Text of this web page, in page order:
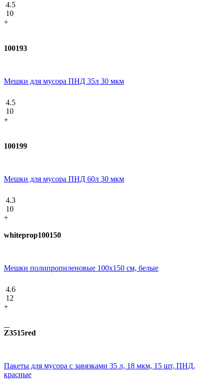
4.5
10
+
100193
Мешки для мусора ПНД 35л 30 мкм
4.5
10
+
100199
Мешки для мусора ПНД 60л 30 мкм
4.3
10
+
whiteprop100150
Мешки полипропиленовые 100х150 см, белые
4.6
12
+
Z3515red
Пакеты для мусора с завязками 35 л, 18 мкм, 15 шт, ПНД,
красные